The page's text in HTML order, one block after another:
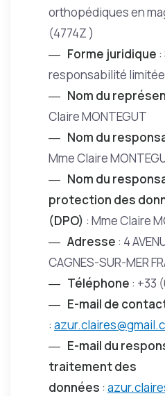
orthopédiques en
(4774Z )
Forme juridique
responsabilité limitée
Nom du
Claire MONTEGUT
Nom du
Mme Claire
Nom du
protection des
(DPO) : Mme Claire
Adresse : 4
CAGNES-SUR-MER
Téléphone : +33
E-mail de
:
E-mail du
traitement des
données :